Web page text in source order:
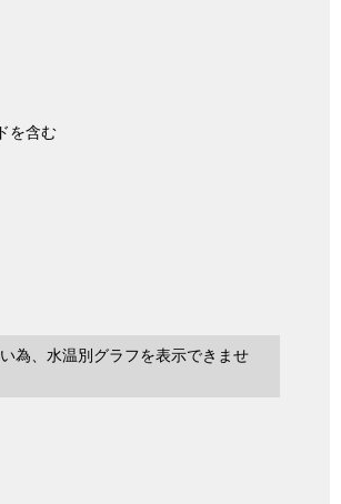
を含む
為、水温別グラフを表示できませ